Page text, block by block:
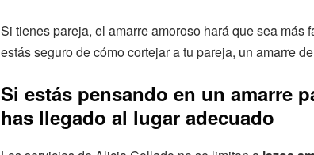
Si tienes pareja, el amarre amoroso hará que sea más
estás seguro de cómo cortejar a tu pareja, un amarre
Si estás pensando en un amarre
has llegado al lugar adecuado